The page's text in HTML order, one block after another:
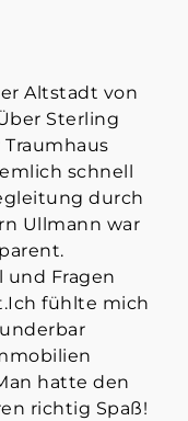
Altstadt von
Sterling
schnell
durch
Ullmann war
und Fragen
fühlte mich
hatte den
richtig Spaß!